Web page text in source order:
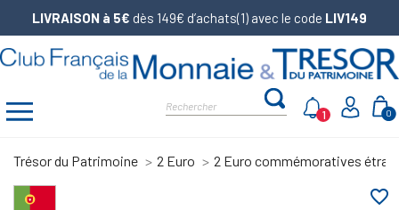
LIVRAISON à 5€ dès 149€ d’achats(1) avec le code LIV149
0
1
Trésor du Patrimoine 2 Euro 2 Euro commémoratives
favorite_border